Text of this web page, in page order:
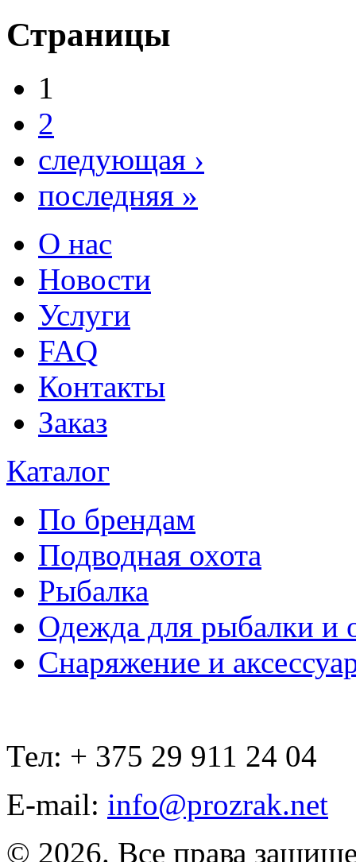
Страницы
1
2
следующая ›
последняя »
О нас
Новости
Услуги
FAQ
Контакты
Заказ
Каталог
По брендам
Подводная охота
Рыбалка
Одежда для рыбалки и
Снаряжение и
Тел: + 375 29 911 24 04
E-mail: info@prozrak.net
© 2026. Все права